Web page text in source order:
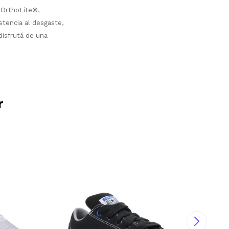
OrthoLite®,
al desgaste,
de una